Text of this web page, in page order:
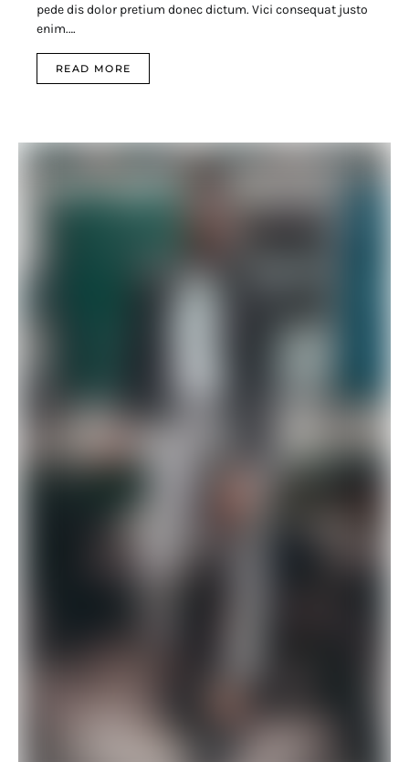
pede dis dolor pretium donec dictum. Vici consequat justo
enim.…
READ MORE